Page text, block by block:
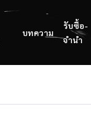
บทความ
รับซื้อ-
จำนำ